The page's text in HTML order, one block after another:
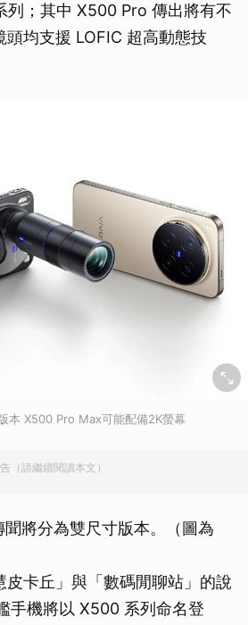
列；其中 X500 Pro 傳出將有不
頭均支援 LOFIC 超高動態技
本 X500 Pro Max可能配備2K螢幕
（請繼續閱讀本文）
將分為雙尺寸版本。（圖為
皮卡丘」與「數碼閒聊站」的說
手機將以 X500 系列命名登